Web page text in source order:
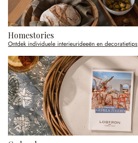
Homestories
Ontdek individuele interieurideeën en decoratietips